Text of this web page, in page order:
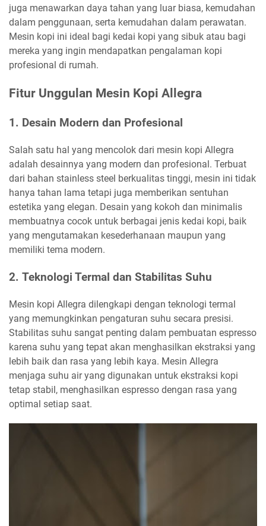
juga menawarkan daya tahan yang luar biasa, kemudahan
dalam penggunaan, serta kemudahan dalam perawatan.
Mesin kopi ini ideal bagi kedai kopi yang sibuk atau bagi
mereka yang ingin mendapatkan pengalaman kopi
profesional di rumah.
Fitur Unggulan Mesin Kopi Allegra
1. Desain Modern dan Profesional
Salah satu hal yang mencolok dari mesin kopi Allegra
adalah desainnya yang modern dan profesional. Terbuat
dari bahan stainless steel berkualitas tinggi, mesin ini tidak
hanya tahan lama tetapi juga memberikan sentuhan
estetika yang elegan. Desain yang kokoh dan minimalis
membuatnya cocok untuk berbagai jenis kedai kopi, baik
yang mengutamakan kesederhanaan maupun yang
memiliki tema modern.
2. Teknologi Termal dan Stabilitas Suhu
Mesin kopi Allegra dilengkapi dengan teknologi termal
yang memungkinkan pengaturan suhu secara presisi.
Stabilitas suhu sangat penting dalam pembuatan espresso
karena suhu yang tepat akan menghasilkan ekstraksi yang
lebih baik dan rasa yang lebih kaya. Mesin Allegra
menjaga suhu air yang digunakan untuk ekstraksi kopi
tetap stabil, menghasilkan espresso dengan rasa yang
optimal setiap saat.